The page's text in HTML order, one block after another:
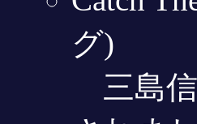
グ)
三島信